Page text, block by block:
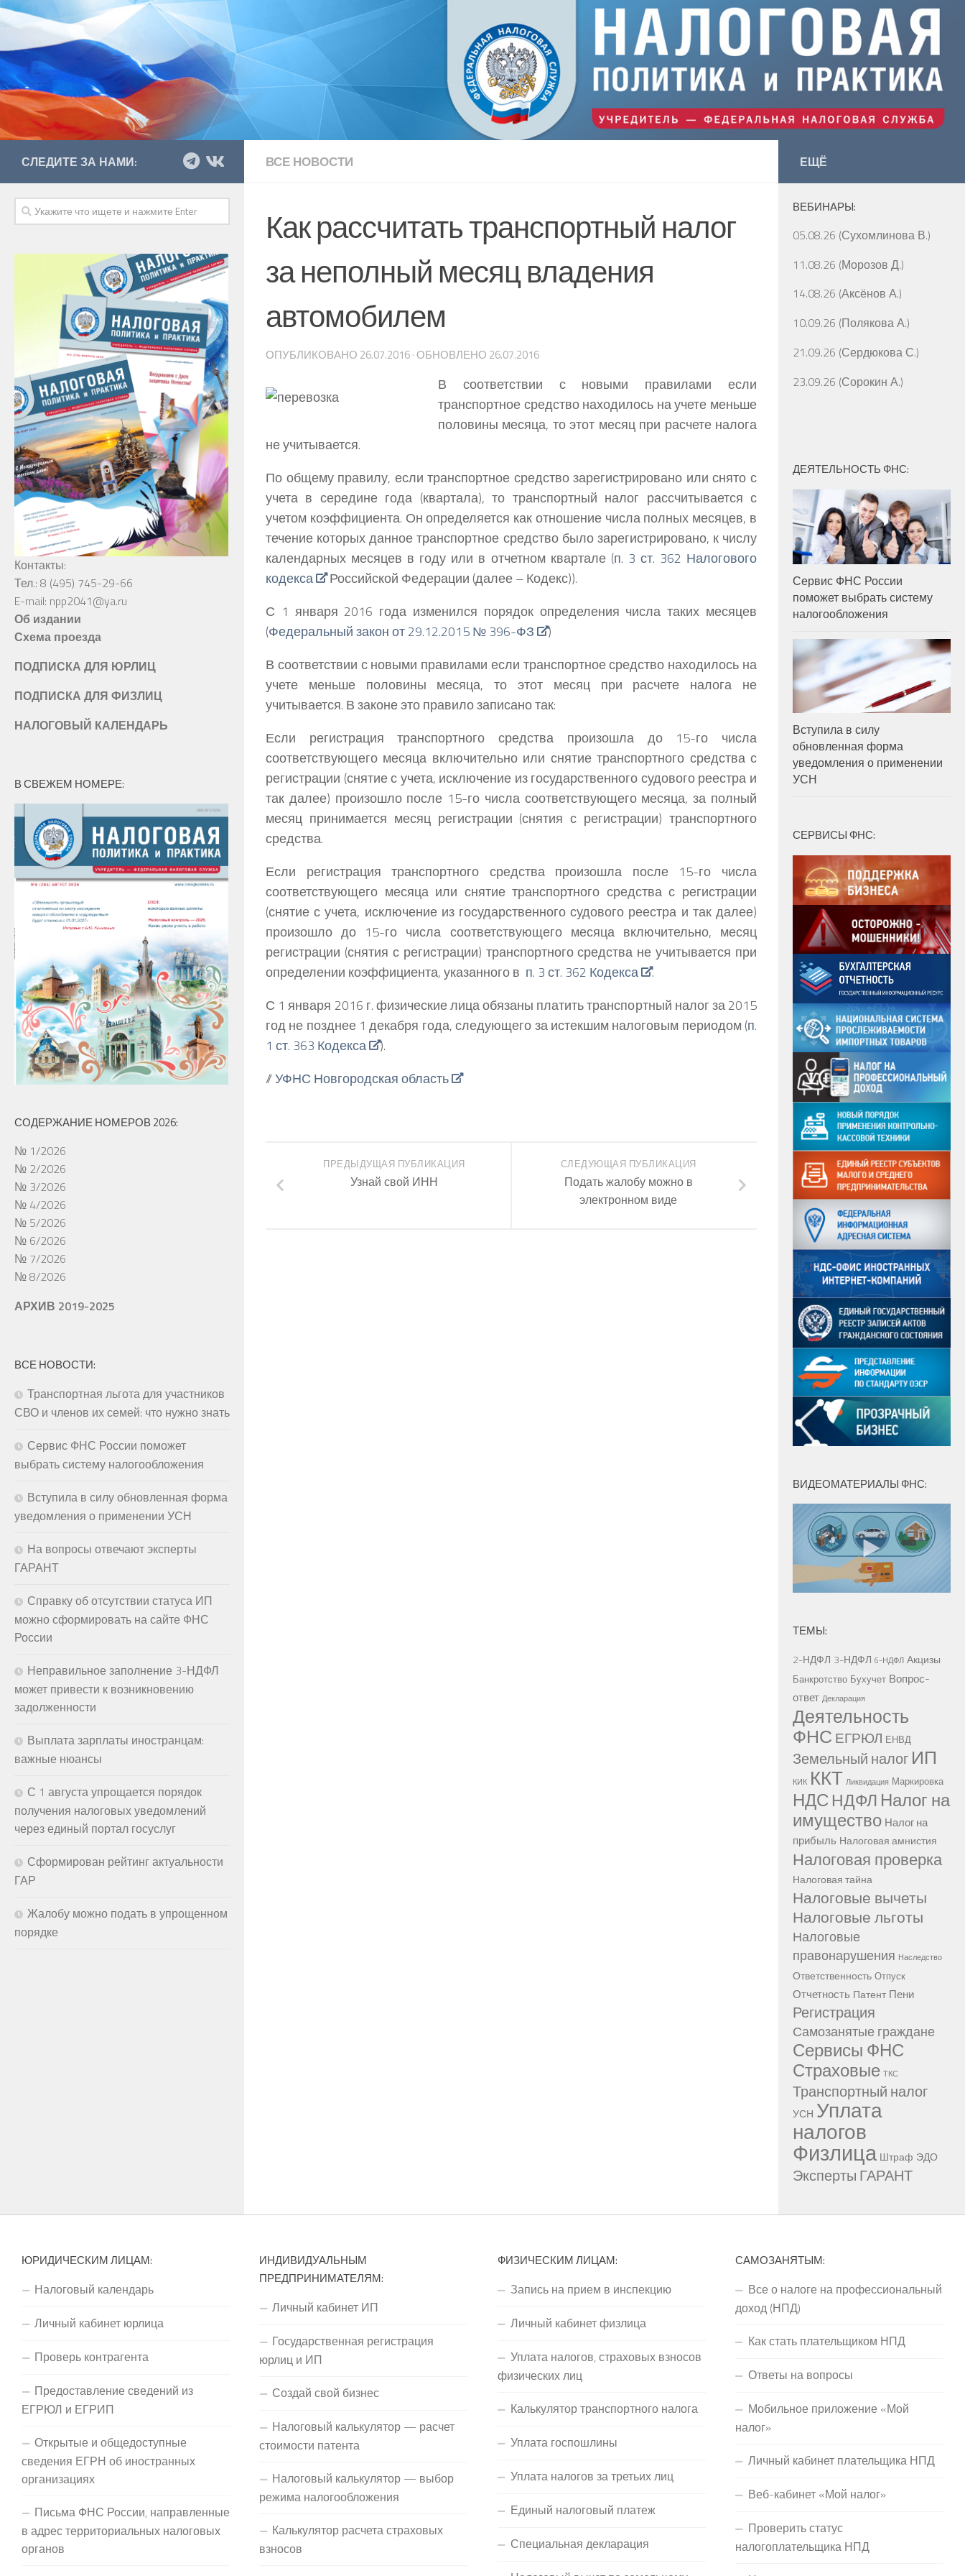
ВСЕ НОВОСТИ
Как рассчитать транспортный налог
за неполный месяц владения
автомобилем
ОПУБЛИКОВАНО 26.07.2016· ОБНОВЛЕНО 26.07.2016
В соответствии с новыми правилами если
транспортное средство находилось на учете меньше
половины месяца, то этот месяц при расчете налога
не учитывается.
По общему правилу, если транспортное средство зарегистрировано или снято с
учета в середине года (квартала), то транспортный налог рассчитывается с
учетом коэффициента. Он определяется как отношение числа полных месяцев, в
течение которых данное транспортное средство было зарегистрировано, к числу
календарных месяцев в году или в отчетном квартале (п. 3 ст. 362 Налогового
кодекса
Российской Федерации (далее – Кодекс)).
С 1 января 2016 года изменился порядок определения числа таких месяцев
(Федеральный закон от 29.12.2015 № 396-ФЗ
)
В соответствии с новыми правилами если транспортное средство находилось на
учете меньше половины месяца, то этот месяц при расчете налога не
учитывается. В законе это правило записано так:
Если регистрация транспортного средства произошла до 15-го числа
соответствующего месяца включительно или снятие транспортного средства с
регистрации (снятие с учета, исключение из государственного судового реестра и
так далее) произошло после 15-го числа соответствующего месяца, за полный
месяц принимается месяц регистрации (снятия с регистрации) транспортного
средства.
Если регистрация транспортного средства произошла после 15-го числа
соответствующего месяца или снятие транспортного средства с регистрации
(снятие с учета, исключение из государственного судового реестра и так далее)
произошло до 15-го числа соответствующего месяца включительно, месяц
регистрации (снятия с регистрации) транспортного средства не учитывается при
определении коэффициента, указанного в п. 3 ст. 362 Кодекса
.
С 1 января 2016 г. физические лица обязаны платить транспортный налог за 2015
год не позднее 1 декабря года, следующего за истекшим налоговым периодом (п.
1 ст. 363 Кодекса
).
//УФНС Новгородская область
СЛЕДУЮЩАЯ ПУБЛИКАЦИЯ
Подать жалобу можно в
электронном виде
ПРЕДЫДУЩАЯ ПУБЛИКАЦИЯ
Узнай свой ИНН
СЛЕДИТЕ ЗА НАМИ:
Контакты:
Тел.: 8 (495) 745-29-66
E-mail: npp2041@ya.ru
Об издании
Схема проезда
ПОДПИСКА ДЛЯ ЮРЛИЦ
ПОДПИСКА ДЛЯ ФИЗЛИЦ
НАЛОГОВЫЙ КАЛЕНДАРЬ
В СВЕЖЕМ НОМЕРЕ:
СОДЕРЖАНИЕ НОМЕРОВ 2026:
№ 1/2026
№ 2/2026
№ 3/2026
№ 4/2026
№ 5/2026
№ 6/2026
№ 7/2026
№ 8/2026
АРХИВ 2019-2025
ВСЕ НОВОСТИ:
Транспортная льгота для участников
СВО и членов их семей: что нужно знать
Сервис ФНС России поможет
выбрать систему налогообложения
Вступила в силу обновленная форма
уведомления о применении УСН
На вопросы отвечают эксперты
ГАРАНТ
Справку об отсутствии статуса ИП
можно сформировать на сайте ФНС
России
Неправильное заполнение 3-НДФЛ
может привести к возникновению
задолженности
Выплата зарплаты иностранцам:
важные нюансы
С 1 августа упрощается порядок
получения налоговых уведомлений
через единый портал госуслуг
Сформирован рейтинг актуальности
ГАР
Жалобу можно подать в упрощенном
порядке
ЕЩЁ
ВЕБИНАРЫ:
05.08.26 (Сухомлинова В.)
11.08.26 (Морозов Д.)
14.08.26 (Аксёнов А.)
10.09.26 (Полякова А.)
21.09.26 (Сердюкова С.)
23.09.26 (Сорокин А.)
ДЕЯТЕЛЬНОСТЬ ФНС:
Сервис ФНС России
поможет выбрать систему
налогообложения
Вступила в силу
обновленная форма
уведомления о применении
УСН
СЕРВИСЫ ФНС:
ВИДЕОМАТЕРИАЛЫ ФНС:
ТЕМЫ:
2-НДФЛ 3-НДФЛ 6-НДФЛ Акцизы
Банкротство Бухучет Вопрос-
ответ Декларация
Деятельность
ФНС ЕГРЮЛ ЕНВД
Земельный налог ИП
КИК ККТ Ликвидация Маркировка
НДС НДФЛ Налог на
имущество Налог на
прибыль Налоговая амнистия
Налоговая проверка
Налоговая тайна
Налоговые вычеты
Налоговые льготы
Налоговые
правонарушения Наследство
Ответственность Отпуск
Отчетность Патент Пени
Регистрация
Самозанятые граждане
Сервисы ФНС
Страховые ТКС
Транспортный налог
УСН Уплата
налогов
Физлица Штраф ЭДО
Эксперты ГАРАНТ
ЮРИДИЧЕСКИМ ЛИЦАМ:
Налоговый календарь
Личный кабинет юрлица
Проверь контрагента
Предоставление сведений из
ЕГРЮЛ и ЕГРИП
Открытые и общедоступные
сведения ЕГРН об иностранных
организациях
Письма ФНС России, направленные
в адрес территориальных налоговых
органов
ИНДИВИДУАЛЬНЫМ
ПРЕДПРИНИМАТЕЛЯМ:
Личный кабинет ИП
Государственная регистрация
юрлиц и ИП
Создай свой бизнес
Налоговый калькулятор — расчет
стоимости патента
Налоговый калькулятор — выбор
режима налогообложения
Калькулятор расчета страховых
взносов
ФИЗИЧЕСКИМ ЛИЦАМ:
Запись на прием в инспекцию
Личный кабинет физлица
Уплата налогов, страховых взносов
физических лиц
Калькулятор транспортного налога
Уплата госпошлины
Уплата налогов за третьих лиц
Единый налоговый платеж
Специальная декларация
САМОЗАНЯТЫМ:
Все о налоге на профессиональный
доход (НПД)
Как стать плательщиком НПД
Ответы на вопросы
Мобильное приложение «Мой
налог»
Личный кабинет плательщика НПД
Веб-кабинет «Мой налог»
Проверить статус
налогоплательщика НПД